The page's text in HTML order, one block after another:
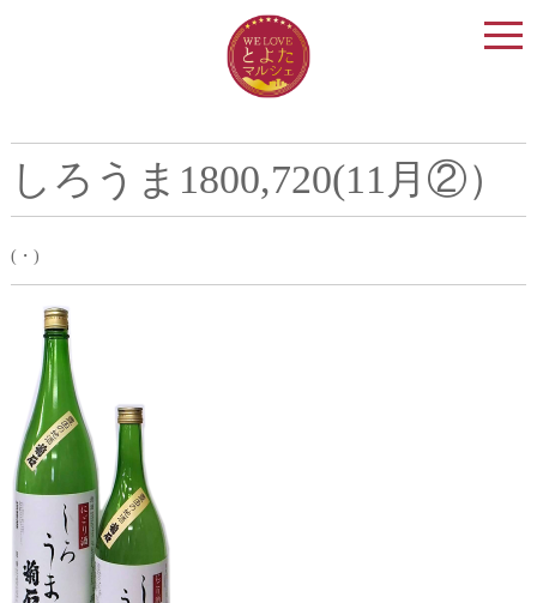
しろうま1800,720(11月②）
(・)